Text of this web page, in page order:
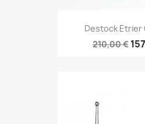
Destock Etrier
210,00 €